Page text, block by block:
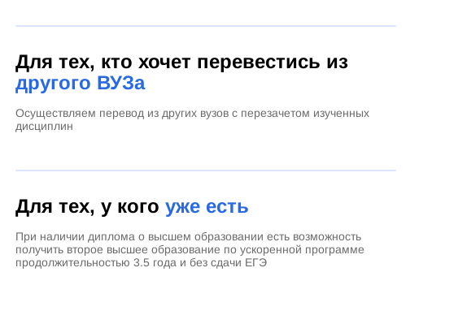
Для тех, кто хочет перевестись из
другого ВУЗа
Осуществляем перевод из других вузов с перезачетом изученных
дисциплин
Для тех, у кого уже есть
При наличии диплома о высшем образовании есть возможность
получить второе высшее образование по ускоренной программе
продолжительностью 3.5 года и без сдачи ЕГЭ